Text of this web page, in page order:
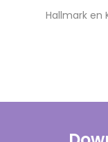
Hallmark en